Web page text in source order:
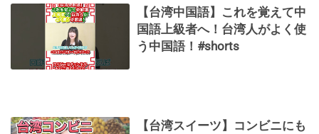
【台湾中国語】これを覚えて中
国語上級者へ！台湾人がよく使
う中国語！#shorts
【台湾スイーツ】コンビニにも